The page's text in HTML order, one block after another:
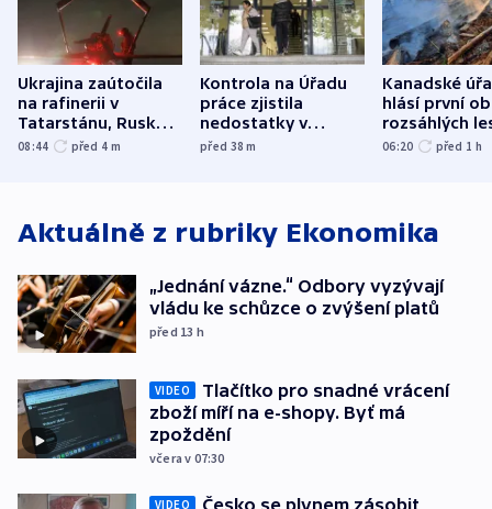
Ukrajina zaútočila
na rafinerii v
Tatarstánu, Rusko
udeřilo na Sumy a
08:44 před 4 m
Kontrola na Úřadu
práce zjistila
nedostatky v
účetnictví za 5,6
před 38m
Kanadské
hlásí první
rozsáhlých
požárů
06:20 před 1 h
Aktuálně z rubriky Ekonomika
„Jednání vázne.“ Odbory vyzývají
vládu ke schůzce o zvýšení platů
před 13 h
VIDEO
Tlačítko pro snadné vrácení
zboží míří na e-shopy. Byť má
zpoždění
včera v 07:30
VIDEO
Česko se plynem zásobit